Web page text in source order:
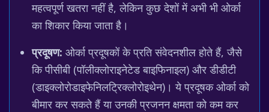
महत्वपूर्ण खतरा नहीं है, लेकिन कुछ देशों में अभी भी ओर्का
का शिकार किया जाता है।
प्रदूषण: ओर्का प्रदूषकों के प्रति संवेदनशील होते हैं, जैसे
कि पीसीबी (पॉलीक्लोराइनेटेड बाइफिनाइल) और डीडीटी
(डाइक्लोरोडाइफेनिलट्रिक्लोरोइथेन)। ये प्रदूषक ओर्का को
बीमार कर सकते हैं या उनकी प्रजनन क्षमता को कम कर